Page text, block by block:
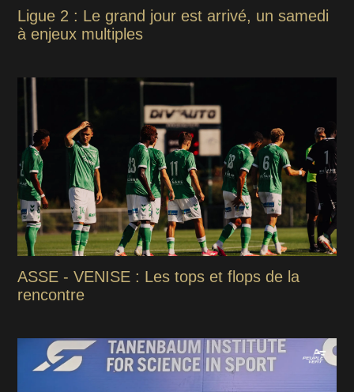
Ligue 2 : Le grand jour est arrivé, un samedi
à enjeux multiples
ASSE - VENISE : Les tops et flops de la
rencontre